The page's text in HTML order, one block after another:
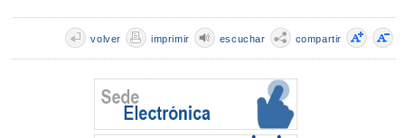
compartir
escuchar
imprimir
volver